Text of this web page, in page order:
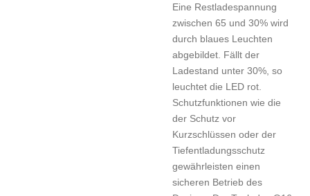
Eine Restladespannung
zwischen 65 und 30% wird
durch blaues Leuchten
abgebildet. Fällt der
Ladestand unter 30%, so
leuchtet die LED rot.
Schutzfunktionen wie die
der Schutz vor
Kurzschlüssen oder der
Tiefentladungsschutz
gewährleisten einen
sicheren Betrieb des